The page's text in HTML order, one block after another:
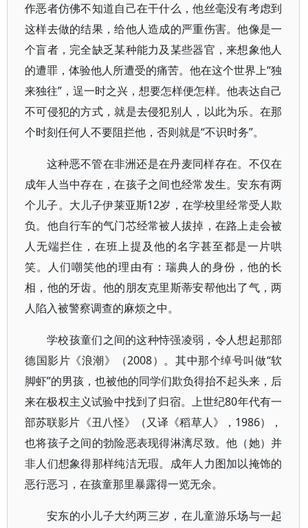
作恶者仿佛不知道自己在干什么，他丝毫没有考虑到
这样去做的结果，给他人造成的严重伤害。他像是一
个盲者，完全缺乏某种能力及某些器官，来想象他人
的遭罪，体验他人所遭受的痛苦。他在这个世界上“独
来独往”，逞一时之兴，想要怎样便怎样。他表达自己
不可侵犯的方式，就是去侵犯别人，以此为乐。在那
个时刻任何人不要阻拦他，否则就是“不识时务”。
这种恶不管在非洲还是在丹麦同样存在。不仅在
成年人当中存在，在孩子之间也经常发生。安东有两
个儿子。大儿子伊莱亚斯12岁，在学校里经常受人欺
负。他自行车的气门芯经常被人拔掉，在路上走会被
人无端拦住，在班上提及他的名字甚至都是一片哄
笑。人们嘲笑他的理由有：瑞典人的身份，他的长
相，他的牙齿。他的朋友克里斯蒂安帮他出了气，两
人陷入被警察调查的麻烦之中。
学校孩童们之间的这种恃强凌弱，令人想起那部
德国影片《浪潮》（2008）。其中那个绰号叫做“软
脚虾”的男孩，也被他的同学们欺负得抬不起头来，后
来在极权主义试验中找到了归宿。上世纪80年代有一
部苏联影片《丑八怪》（又译《稻草人》，1986），
也将孩子之间的勃险恶表现得淋漓尽致。他（她）并
非人们想象得那样纯洁无瑕。成年人力图加以掩饰的
恶行恶习，在孩童那里暴露得一览无余。
安东的小儿子大约两三岁，在儿童游乐场与一起